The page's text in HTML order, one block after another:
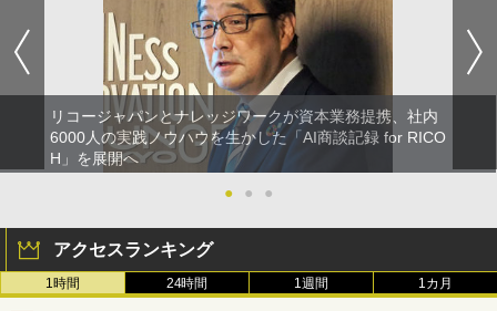
リコージャパンとナレッジワークが資本業務提携、社内
6000人の実践ノウハウを生かした「AI商談記録 for RICO
H」を展開へ
●
● ●
アクセスランキング
1時間 24時間 1週間 1カ月